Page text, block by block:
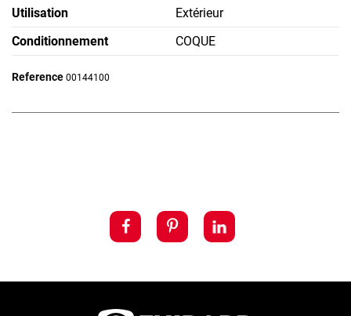
Utilisation
Extérieur
Conditionnement
COQUE
Reference 00144100